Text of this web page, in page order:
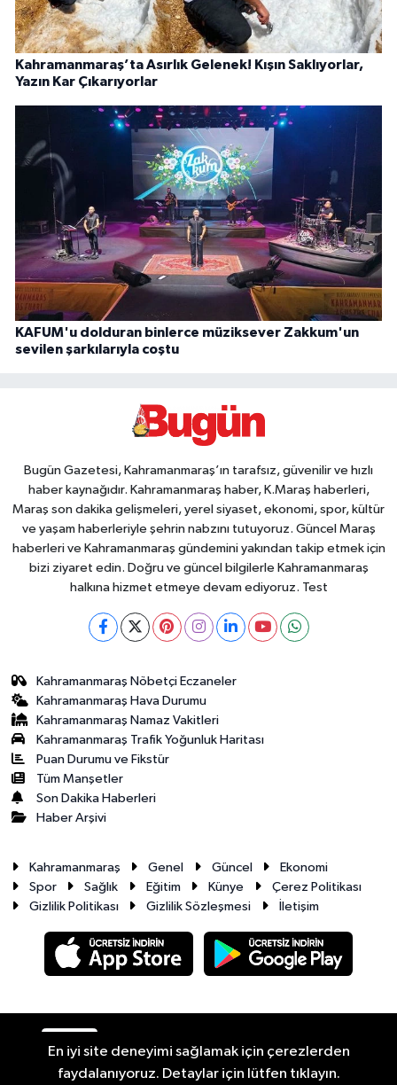
Kahramanmaraş’ta Asırlık Gelenek! Kışın Saklıyorlar,
Yazın Kar Çıkarıyorlar
KAFUM'u dolduran binlerce müziksever Zakkum'un
sevilen şarkılarıyla coştu
Bugün Gazetesi, Kahramanmaraş’ın tarafsız, güvenilir ve hızlı
haber kaynağıdır. Kahramanmaraş haber, K.Maraş haberleri,
Maraş son dakika gelişmeleri, yerel siyaset, ekonomi, spor, kültür
ve yaşam haberleriyle şehrin nabzını tutuyoruz. Güncel Maraş
haberleri ve Kahramanmaraş gündemini yakından takip etmek için
bizi ziyaret edin. Doğru ve güncel bilgilerle Kahramanmaraş
halkına hizmet etmeye devam ediyoruz. Test
Kahramanmaraş Nöbetçi Eczaneler
Kahramanmaraş Hava Durumu
Kahramanmaraş Namaz Vakitleri
Kahramanmaraş Trafik Yoğunluk Haritası
Puan Durumu ve Fikstür
Tüm Manşetler
Son Dakika Haberleri
Haber Arşivi
Kahramanmaraş Genel Güncel
Ekonomi
Spor
Sağlık Eğitim Künye
Çerez Politikası
Gizlilik Politikası
Gizlilik Sözleşmesi İletişim
En iyi site deneyimi sağlamak için çerezlerden
faydalanıyoruz. Detaylar için lütfen tıklayın.